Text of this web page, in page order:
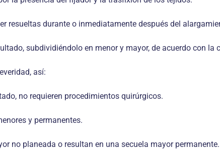
resueltas durante o inmediatamente después del
subdividiéndolo en menor y mayor, de acuerdo con
así:
no requieren procedimientos quirúrgicos.
y permanentes.
no planeada o resultan en una secuela mayor permanente.